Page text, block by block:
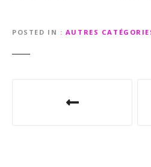
POSTED IN AUTRES